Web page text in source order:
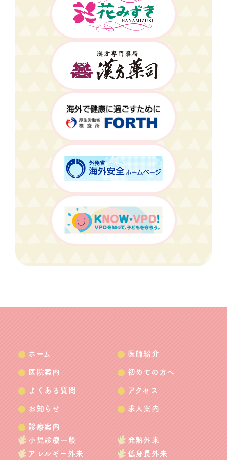
ホーム 医師紹介
医院案内 初めての方へ
よくある質問 アクセス
お知らせ 求人案内
診療案内
小児診療一般
発熱外来
アレルギー外来
低身長外来